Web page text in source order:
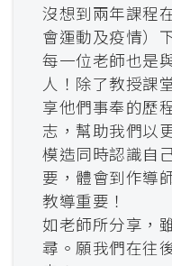
沒想到兩年課程
會運動及疫情）
每一位老師也是
人！除了教授課
享他們事奉的歷
志，幫助我們以
模造同時認識自
要，體會到作導
教導重要！
如老師所分享，
尋。願我們在往